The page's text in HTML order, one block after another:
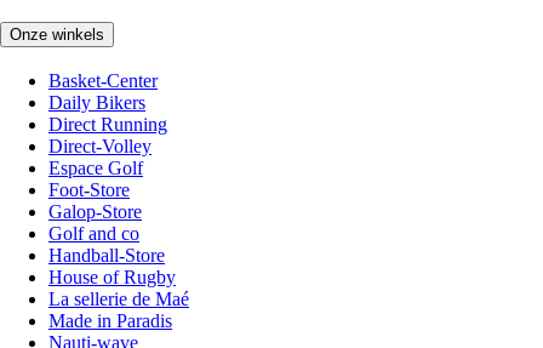
Onze winkels
Basket-Center
Daily Bikers
Direct Running
Direct-Volley
Espace Golf
Foot-Store
Galop-Store
Golf and co
Handball-Store
House of Rugby
La sellerie de Maé
Made in Paradis
Nauti-wave